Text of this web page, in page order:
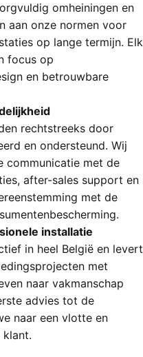
omheiningen en
aan onze normen voor
op lange termijn. Elk
focus op
en betrouwbare
rechtstreeks door
en ondersteund. Wij
communicatie met de
after-sales support en
met de
installatie
in heel België en levert
met
naar vakmanschap
advies tot de
naar een vlotte en